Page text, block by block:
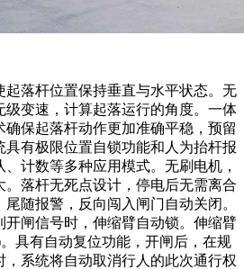
起落杆位置保持垂直与水平状态。无
级变速，计算起落运行的角度。一体
保起落杆动作更加准确平稳，预留
具有极限位置自锁功能和人为抬杆报
计数等多种应用模式。无刷电机，
落杆无死点设计，停电后无需离合
随报警，反向闯入闸门自动关闭。
开闸信号时，伸缩臂自动锁。伸缩臂
具有自动复位功能，开闸后，在规
，系统将自动取消行人的此次通行权